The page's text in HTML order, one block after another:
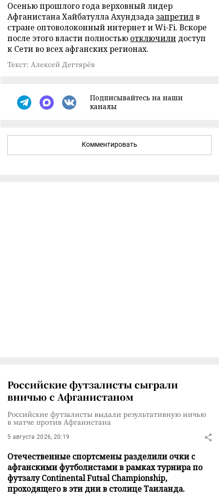
Осенью прошлого года верховный лидер
Афганистана Хайбатулла Ахундзада запретилв
стране оптоволоконный интернет и Wi-Fi. Вскоре
после этого власти полностью отключили доступ
к Сети во всех афганских регионах.
Текст: Алексей Дегтярёв
Подписывайтесь на наши
каналы
Комментировать
Российские футзалисты сыграли
вничью с Афганистаном
Российские футзалисты выдали результативную ничью
в матче против Афганистана
5 августа 2026, 20:19
Отечественные спортсмены разделили очки с
афганскими футболистами в рамках турнира по
футзалу Continental Futsal Championship,
проходящего в эти дни в столице Таиланда.